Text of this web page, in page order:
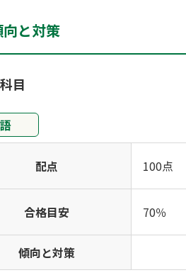
と対策
目
配点 100点
合格目安 70％
傾向と対策